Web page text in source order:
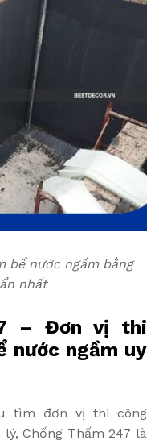
bể nước ngầm bằng
nhất
– Đơn vị thi
nước ngầm uy
tìm đơn vị thi công
Chống Thấm 247 là